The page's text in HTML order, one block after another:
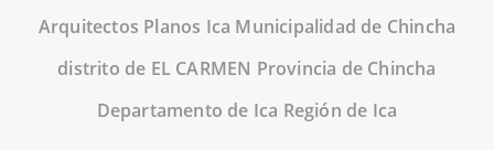
Arquitectos Planos Ica Municipalidad de Chincha
distrito de EL CARMEN Provincia de Chincha
Departamento de Ica Región de Ica